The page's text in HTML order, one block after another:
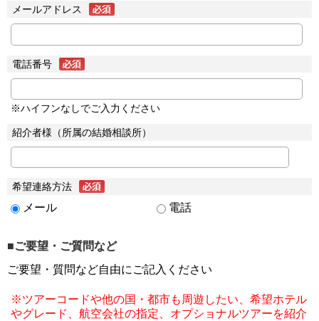
メールアドレス
電話番号
※ハイフンなしでご入力ください
紹介者様（所属の結婚相談所）
希望連絡方法
メール 電話
■ご要望・ご質問など
ご要望・質問など自由にご記入ください
※ツアーコードや他の国・都市も周遊したい、希望ホテル
やグレード、航空会社の指定、オプショナルツアーを紹介